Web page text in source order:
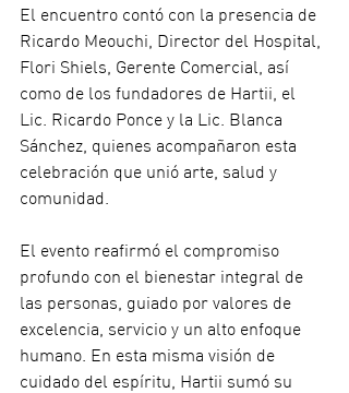
El encuentro contó con la presencia de
Ricardo Meouchi, Director del Hospital,
Flori Shiels, Gerente Comercial, así
como de los fundadores de Hartii, el
Lic. Ricardo Ponce y la Lic. Blanca
Sánchez, quienes acompañaron esta
celebración que unió arte, salud y
comunidad.
El evento reafirmó el compromiso
profundo con el bienestar integral de
las personas, guiado por valores de
excelencia, servicio y un alto enfoque
humano. En esta misma visión de
cuidado del espíritu, Hartii sumó su